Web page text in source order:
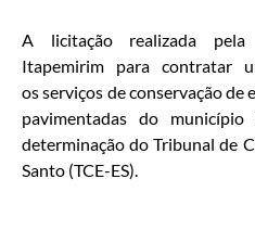
A licitação realizada
Itapemirim para contratar
os serviços de conservação de
pavimentadas do
determinação do Tribunal de
Santo (TCE-ES).